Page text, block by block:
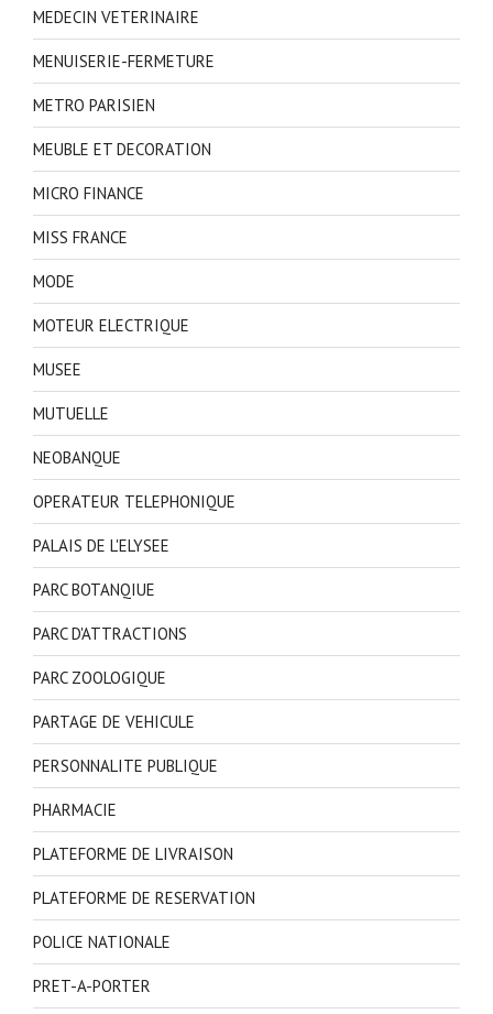
MEDECIN VETERINAIRE
MENUISERIE-FERMETURE
METRO PARISIEN
MEUBLE ET DECORATION
MICRO FINANCE
MISS FRANCE
MODE
MOTEUR ELECTRIQUE
MUSEE
MUTUELLE
NEOBANQUE
OPERATEUR TELEPHONIQUE
PALAIS DE L'ELYSEE
PARC BOTANQIUE
PARC D'ATTRACTIONS
PARC ZOOLOGIQUE
PARTAGE DE VEHICULE
PERSONNALITE PUBLIQUE
PHARMACIE
PLATEFORME DE LIVRAISON
PLATEFORME DE RESERVATION
POLICE NATIONALE
PRET-A-PORTER